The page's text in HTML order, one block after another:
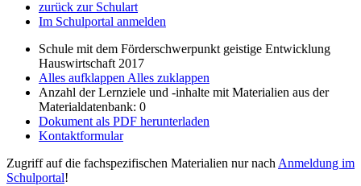
zurück zur Schulart
Im Schulportal anmelden
Schule mit dem Förderschwerpunkt geistige Entwicklung
Hauswirtschaft 2017
Alles aufklappen Alles zuklappen
Anzahl der Lernziele und -inhalte mit Materialien aus der
Materialdatenbank: 0
Dokument als PDF herunterladen
Kontaktformular
Zugriff auf die fachspezifischen Materialien nur nach Anmeldung im
Schulportal!